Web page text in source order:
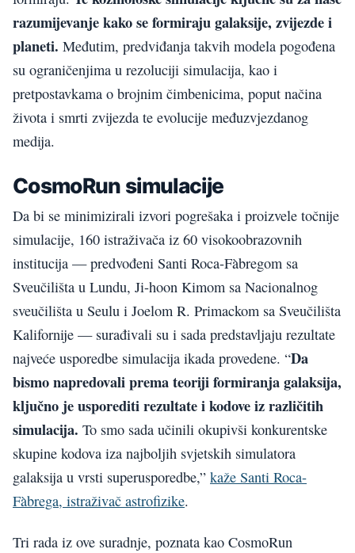
razumijevanje kako se formiraju galaksije, zvijezde i
planeti. Međutim, predviđanja takvih modela pogođena
su ograničenjima u rezoluciji simulacija, kao i
pretpostavkama o brojnim čimbenicima, poput načina
života i smrti zvijezda te evolucije međuzvjezdanog
medija.
CosmoRun simulacije
Da bi se minimizirali izvori pogrešaka i proizvele točnije
simulacije, 160 istraživača iz 60 visokoobrazovnih
institucija — predvođeni Santi Roca-Fàbregom sa
Sveučilišta u Lundu, Ji-hoon Kimom sa Nacionalnog
sveučilišta u Seulu i Joelom R. Primackom sa Sveučilišta
Kalifornije — surađivali su i sada predstavljaju rezultate
najveće usporedbe simulacija ikada provedene. “Da
bismo napredovali prema teoriji formiranja galaksija,
ključno je usporediti rezultate i kodove iz različitih
simulacija. To smo sada učinili okupivši konkurentske
skupine kodova iza najboljih svjetskih simulatora
galaksija u vrsti superusporedbe,” kaže Santi Roca-
Fàbrega, istraživač astrofizike.
Tri rada iz ove suradnje, poznata kao CosmoRun